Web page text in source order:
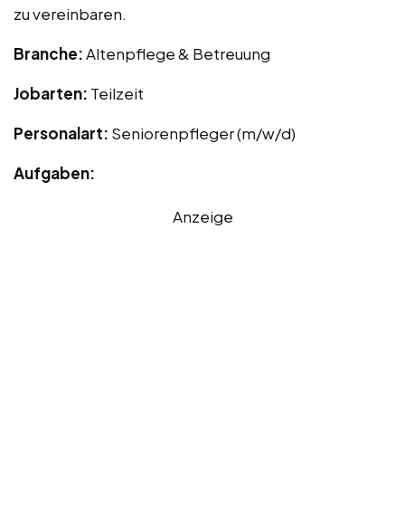
zu vereinbaren.
Branche:Altenpflege & Betreuung
Jobarten: Teilzeit
Personalart: Seniorenpfleger (m/w/d)
Aufgaben:
Anzeige